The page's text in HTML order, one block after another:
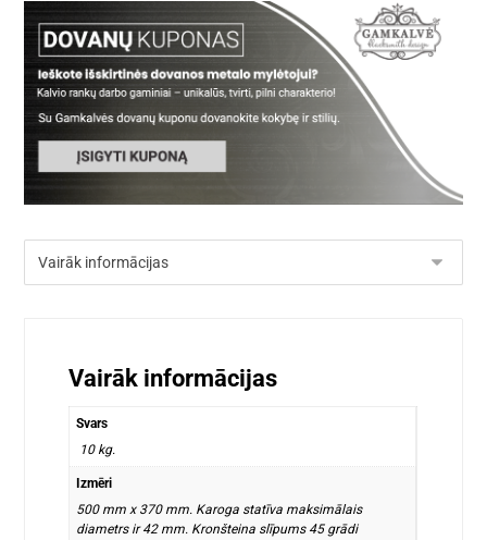
Vairāk informācijas
Svars
10 kg.
Izmēri
500 mm x 370 mm. Karoga statīva maksimālais
diametrs ir 42 mm. Kronšteina slīpums 45 grādi